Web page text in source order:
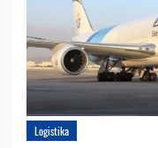
Logistika